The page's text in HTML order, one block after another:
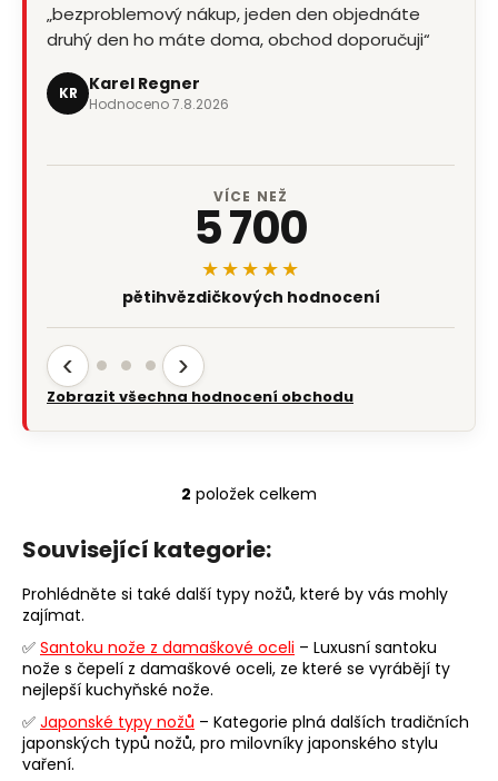
„bezproblemový nákup, jeden den objednáte
druhý den ho máte doma, obchod doporučuji“
KR Karel Regner
Hodnoceno 7.8.2026
VÍCE NEŽ
5 700
★★★★★
pětihvězdičkových hodnocení
‹ ›
Zobrazit všechna hodnocení obchodu
O
l
d
c
í
r
v
2 položek celkem
Související kategorie:
Prohlédněte si také další typy nožů, které by vás mohly
zajímat.
✅ Santoku nože z damaškové oceli – Luxusní santoku
nože s čepelí z damaškové oceli, ze které se vyrábějí ty
nejlepší kuchyňské nože.
✅ Japonské typy nožů – Kategorie plná dalších tradičních
japonských typů nožů, pro milovníky japonského stylu
vaření.